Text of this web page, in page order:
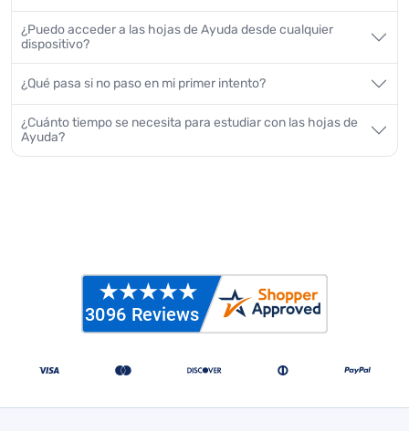
¿Puedo acceder a las hojas de Ayuda desde cualquier
dispositivo?
¿Qué pasa si no paso en mi primer intento?
¿Cuánto tiempo se necesita para estudiar con las hojas de
Ayuda?